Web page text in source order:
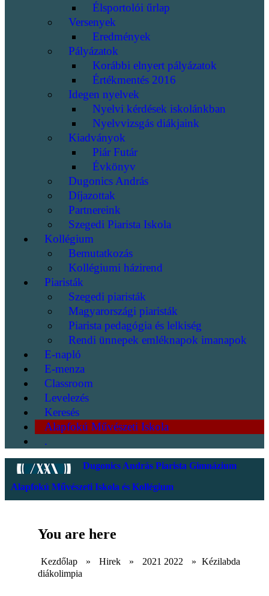
Élsportolói űrlap
Versenyek
Eredmények
Pályázatok
Korábbi elnyert pályázatok
Értékmentés 2016
Idegen nyelvek
Nyelvi kérdések iskolánkban
Nyelvvizsgás diákjaink
Kiadványok
Piár Futár
Évkönyv
Dugonics András
Díjazottak
Partnereink
Szegedi Piarista Iskola
Kollégium
Bemutatkozás
Kollégiumi házirend
Piaristák
Szegedi piaristák
Magyarországi piaristák
Piarista pedagógia és lelkiség
Rendi ünnepek emléknapok imanapok
E-napló
E-menza
Classroom
Levelezés
Keresés
Alapfokú Művészeti Iskola
.
Dugonics András Piarista Gimnázium
Alapfokú Művészeti Iskola és Kollégium
You are here
Kezdőlap » Hirek » 2021 2022 » Kézilabda
diákolimpia